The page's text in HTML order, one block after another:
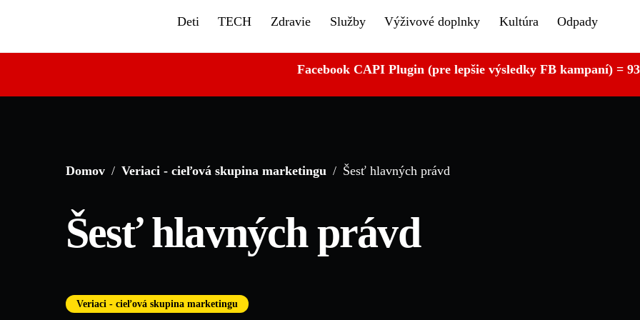
content
Deti TECH Zdravie Služby Výživové doplnky Kultúra Odpady
Facebook CAPI Plugin (pre lepšie výsledky FB kampaní) =
Domov / Veriaci - cieľová skupina marketingu / Šesť hlavných právd
Šesť hlavných právd
Veriaci - cieľová skupina marketingu